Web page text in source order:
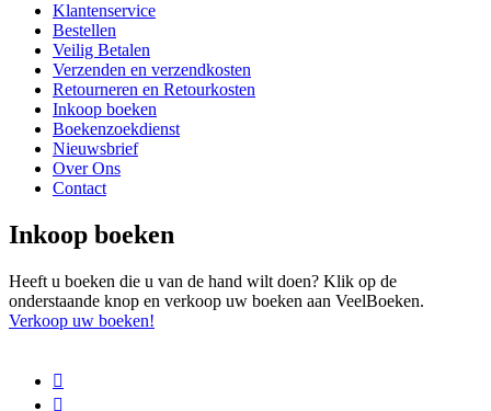
Klantenservice
Bestellen
Veilig Betalen
Verzenden en verzendkosten
Retourneren en Retourkosten
Inkoop boeken
Boekenzoekdienst
Nieuwsbrief
Over Ons
Contact
Inkoop boeken
Heeft u boeken die u van de hand wilt doen? Klik op de
onderstaande knop en verkoop uw boeken aan VeelBoeken.
Verkoop uw boeken!